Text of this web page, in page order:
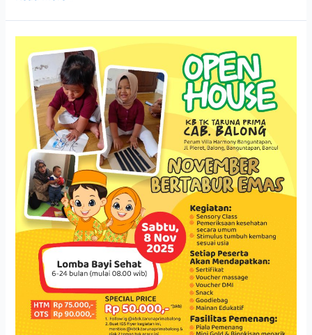
House
Bertabur
Emas
Taruna
Prima
Balong:
Rayakan
Tumbuh
Kembang
Anak
dengan
Ceria!